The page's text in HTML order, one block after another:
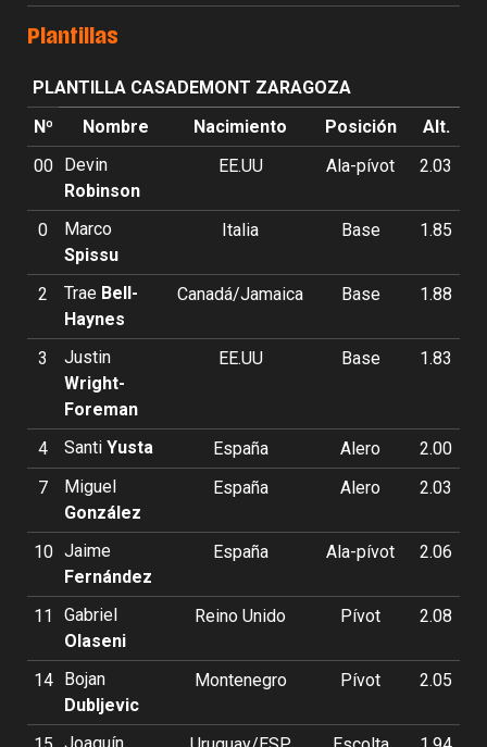
Plantillas
PLANTILLA CASADEMONT ZARAGOZA
Nº
Nombre Nacimiento Posición
Alt.
00
Devin
Robinson
EE.UU Ala-pívot 2.03
0
Marco
Spissu
Italia Base 1.85
2 Trae Bell-
Haynes
Canadá/Jamaica Base 1.88
3
Justin
Wright-
Foreman
EE.UU Base 1.83
4 Santi Yusta España Alero
2.00
7
Miguel
González
España Alero 2.03
10 Jaime
Fernández
España Ala-pívot 2.06
11
Gabriel
Olaseni
Reino Unido Pívot 2.08
14
Bojan
Dubljevic
Montenegro Pívot 2.05